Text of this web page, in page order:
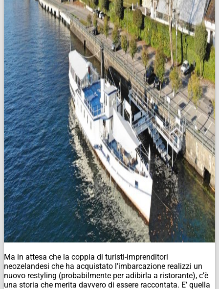
Ma in attesa che la coppia di turisti-imprenditori
neozelandesi che ha acquistato l’imbarcazione realizzi un
nuovo restyling (probabilmente per adibirla a ristorante), c’è
una storia che merita davvero di essere raccontata. E’ quella